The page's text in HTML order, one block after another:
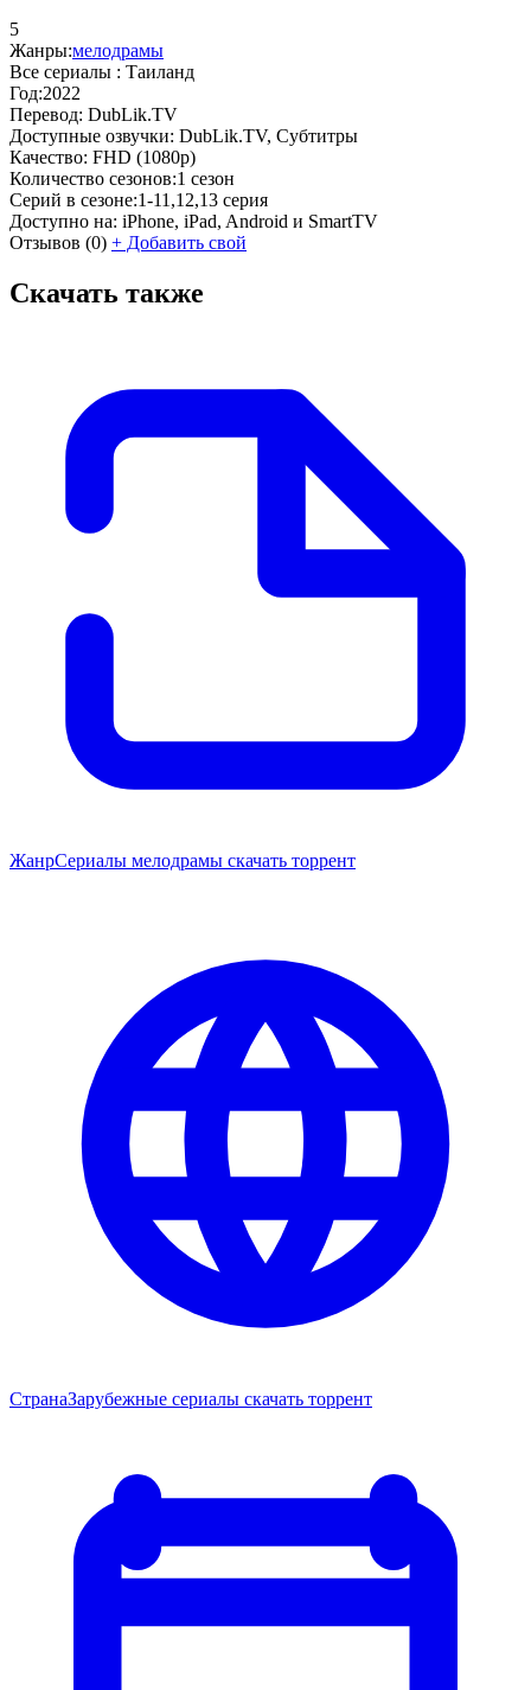
5
Жанры:мелодрамы
Все сериалы : Таиланд
Год:2022
Перевод: DubLik.TV
Доступные озвучки: DubLik.TV, Субтитры
Качество: FHD (1080p)
Количество сезонов:1 сезон
Серий в сезоне:1-11,12,13 серия
Доступно на: iPhone, iPad, Android и SmartTV
Отзывов (0) + Добавить свой
Скачать также
ЖанрСериалы мелодрамы скачать торрент
СтранаЗарубежные сериалы скачать торрент